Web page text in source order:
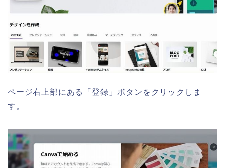
ページ右上部にある「登録」ボタンをクリックしま
す。